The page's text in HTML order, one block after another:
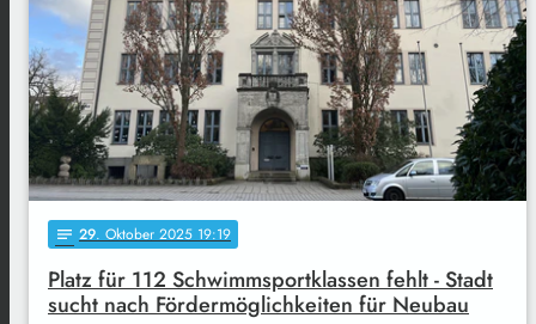
notes 29. Oktober 2025 19:19
Platz für 112 Schwimmsportklassen fehlt - Stadt
sucht nach Fördermöglichkeiten für Neubau